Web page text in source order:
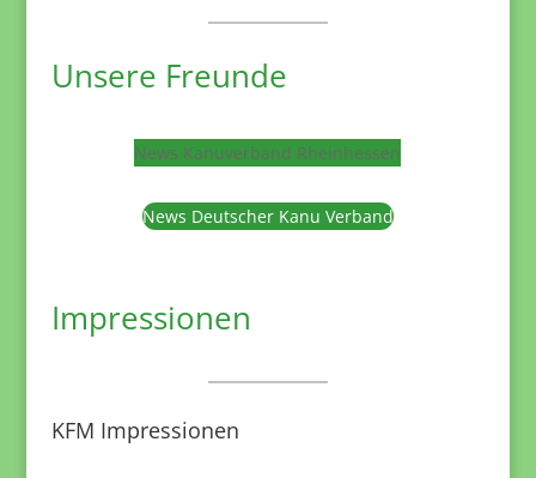
Unsere Freunde
News Kanuverband Rheinhessen
News Deutscher Kanu Verband
Impressionen
KFM Impressionen